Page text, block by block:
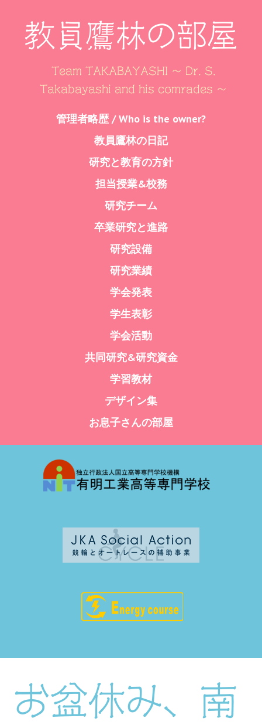
教員鷹林の部屋
Team TAKABAYASHI ～ Dr. S.
Takabayashi and his comrades ～
管理者略歴 / Who is the owner?
教員鷹林の日記
研究と教育の方針
担当授業&校務
研究チーム
卒業研究と進路
研究設備
研究業績
学会発表
学生表彰
学会活動
共同研究&研究資金
学習教材
デザイン集
お息子さんの部屋
お盆休み、南